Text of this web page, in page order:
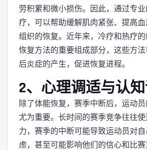
劳积累和微小损伤。因此，通过专
疗，可以帮助缓解肌肉紧张、提高
组织的恢复。近年来，冷疗和热疗
恢复方法的重要组成部分，这些方
后炎症的产生，促进恢复进程。
2、心理调适与认
除了体能恢复，赛季中断后，运动
尤为重要。长时间的赛季竞争往往
力，赛季的中断可能导致运动员对
虑，甚至可能影响他们的信心和比